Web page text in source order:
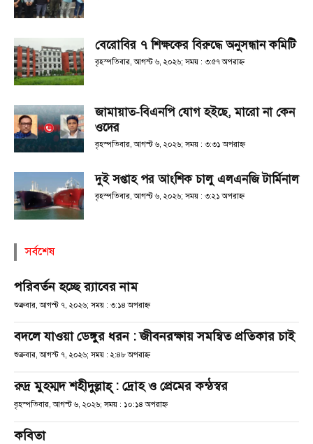
বেরোবির ৭ শিক্ষকের বিরুদ্ধে অনুসন্ধান কমিটি
বৃহস্পতিবার, আগস্ট ৬, ২০২৬; সময় : ৩:৫৭ অপরাহ্ণ
জামায়াত-বিএনপি যোগ হইছে, মারো না কেন
ওদের
বৃহস্পতিবার, আগস্ট ৬, ২০২৬; সময় : ৩:৩১ অপরাহ্ণ
দুই সপ্তাহ পর আংশিক চালু এলএনজি টার্মিনাল
বৃহস্পতিবার, আগস্ট ৬, ২০২৬; সময় : ৩:২১ অপরাহ্ণ
সর্বশেষ
পরিবর্তন হচ্ছে র‌্যাবের নাম
শুক্রবার, আগস্ট ৭, ২০২৬; সময় : ৩:১৪ অপরাহ্ণ
বদলে যাওয়া ডেঙ্গুর ধরন : জীবনরক্ষায় সমন্বিত প্রতিকার চাই
শুক্রবার, আগস্ট ৭, ২০২৬; সময় : ২:৪৮ অপরাহ্ণ
রুদ্র মুহম্মদ শহীদুল্লাহ্ : দ্রোহ ও প্রেমের কন্ঠস্বর
বৃহস্পতিবার, আগস্ট ৬, ২০২৬; সময় : ১০:১৪ অপরাহ্ণ
কবিতা